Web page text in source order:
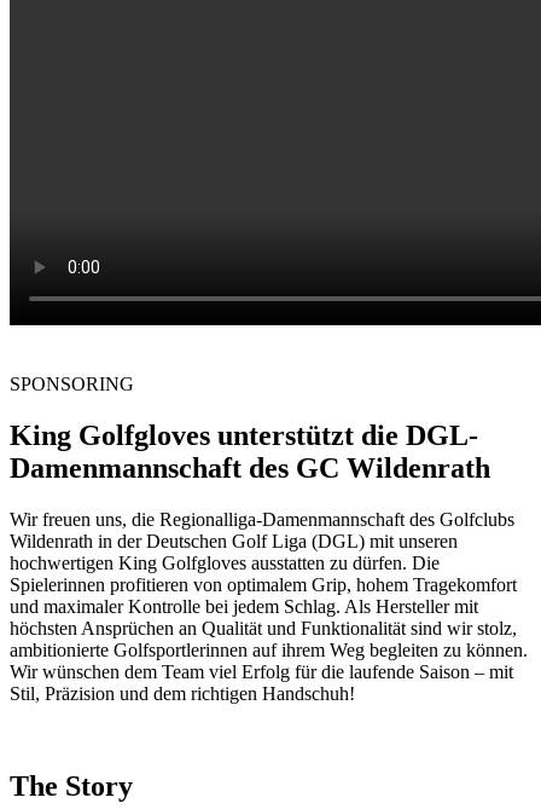
SPONSORING
King Golfgloves unterstützt die DGL-
Damenmannschaft des GC Wildenrath
Wir freuen uns, die Regionalliga-Damenmannschaft des Golfclubs
Wildenrath in der Deutschen Golf Liga (DGL) mit unseren
hochwertigen King Golfgloves ausstatten zu dürfen. Die
Spielerinnen profitieren von optimalem Grip, hohem Tragekomfort
und maximaler Kontrolle bei jedem Schlag. Als Hersteller mit
höchsten Ansprüchen an Qualität und Funktionalität sind wir stolz,
ambitionierte Golfsportlerinnen auf ihrem Weg begleiten zu können.
Wir wünschen dem Team viel Erfolg für die laufende Saison – mit
Stil, Präzision und dem richtigen Handschuh!
The Story